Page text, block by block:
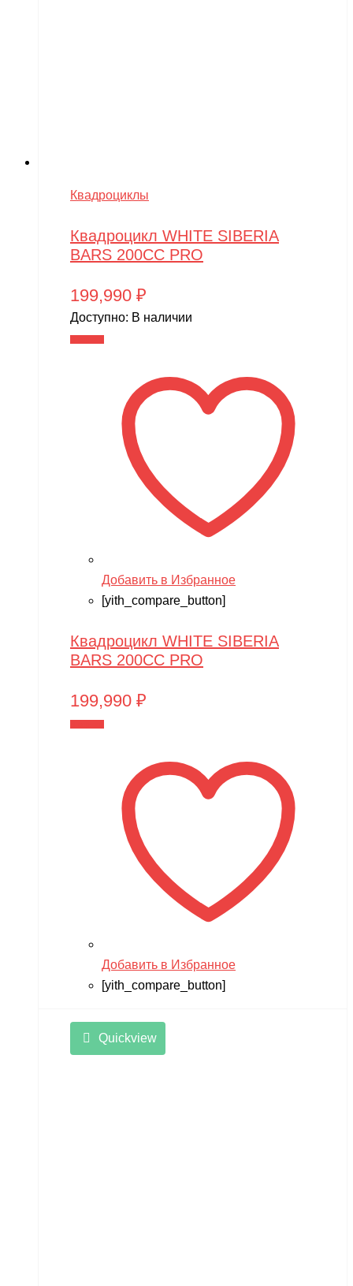
Квадроциклы
Квадроцикл WHITE SIBERIA
BARS 200CC PRO
199,990 ₽
Доступно: В наличии
Добавить в Избранное
[yith_compare_button]
Квадроцикл WHITE SIBERIA
BARS 200CC PRO
199,990 ₽
Добавить в Избранное
[yith_compare_button]
Quickview